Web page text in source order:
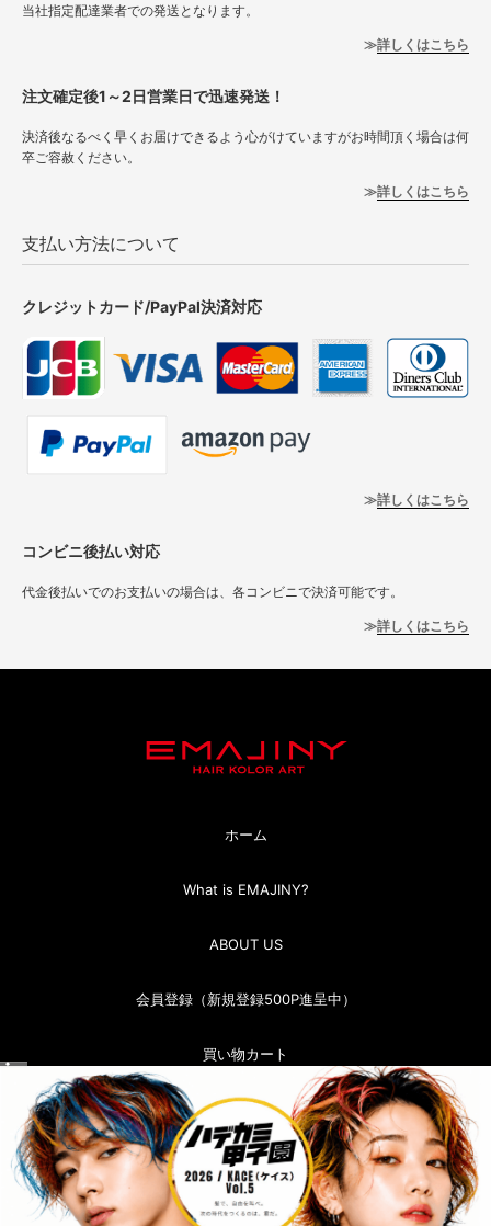
当社指定配達業者での発送となります。
詳しくはこちら
注文確定後1～2日営業日で迅速発送！
決済後なるべく早くお届けできるよう心がけていますがお時間頂く場合は何
卒ご容赦ください。
詳しくはこちら
支払い方法について
クレジットカード/PayPal決済対応
詳しくはこちら
コンビニ後払い対応
代金後払いでのお支払いの場合は、各コンビニで決済可能です。
詳しくはこちら
ホーム
What is EMAJINY?
ABOUT US
会員登録（新規登録500P進呈中）
買い物カート
マイページ（ログイン）
お問い合わせ
お買い物ガイド